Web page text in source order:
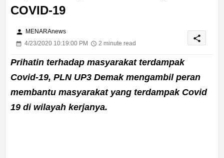
COVID-19
person MENARAnews
4/23/2020 10:19:00 PM
2 minute read
share
Prihatin terhadap masyarakat terdampak
Covid-19, PLN UP3 Demak mengambil peran
membantu masyarakat yang terdampak Covid
19 di wilayah kerjanya.